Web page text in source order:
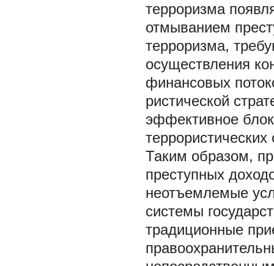
терроризма
отмыванием
терроризма,
осуществления
финансовых
ристической
эффективное
террористических
Таким образом,
преступных
неотъемлемые
системы
традиционные